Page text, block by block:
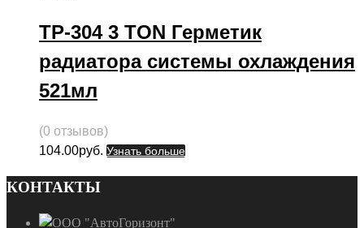
ТР-304 3 TON Герметик
радиатора системы охлаждения
521мл
(0 отзывов)
104.00руб. Узнать больше
КОНТАКТЫ